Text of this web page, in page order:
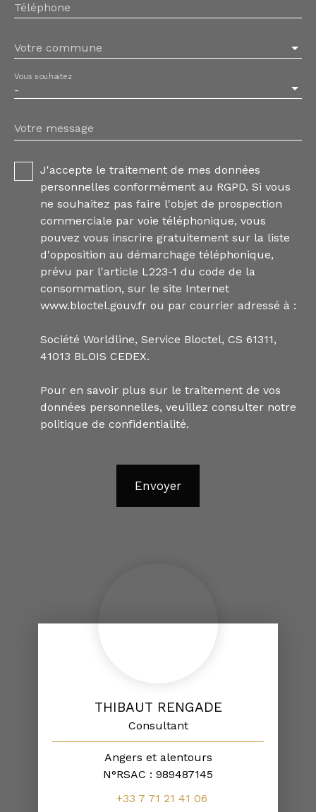
Téléphone
Votre commune
-
Vous souhaitez
Votre message
J'accepte le traitement de mes données
personnelles conformément au RGPD. Si vous
ne souhaitez pas faire l'objet de prospection
commerciale par voie téléphonique, vous
pouvez vous inscrire gratuitement sur la liste
d'opposition au démarchage téléphonique,
prévu par l'article L223-1 du code de la
consommation, sur le site Internet
www.bloctel.gouv.fr ou par courrier adressé à :
Société Worldline, Service Bloctel, CS 61311,
41013 BLOIS CEDEX.
Pour en savoir plus sur le traitement de vos
données personnelles, veuillez consulter notre
politique de confidentialité.
Envoyer
THIBAUT RENGADE
Consultant
Angers et alentours
N°RSAC : 989487145
+33 7 71 21 41 06